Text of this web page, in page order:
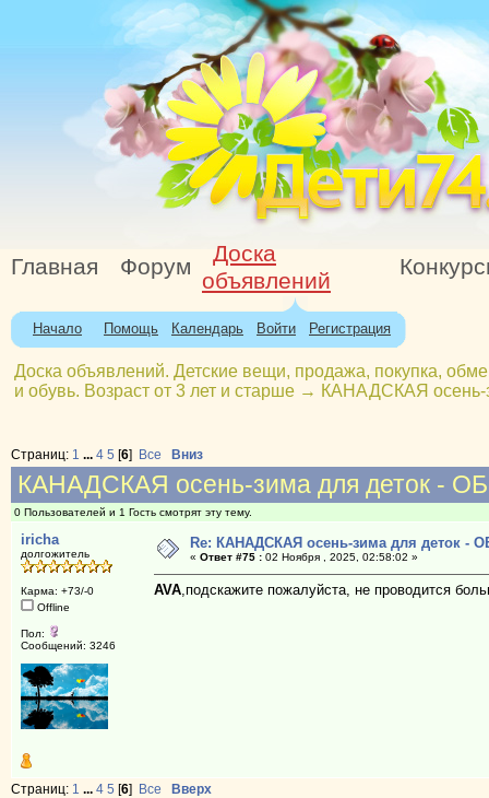
Главная Форум
Доска
объявлений
Начало Помощь Календарь Войти Регистрация
Доска объявлений. Детские вещи, продажа, покупка,
и обувь. Возраст от 3 лет и старше → КАНАДСКАЯ
Страниц: 1 ... 4 5 [6] Все Вниз
КАНАДСКАЯ осень-зима для деток
0 Пользователей и 1 Гость смотрят эту тему.
iricha
долгожитель
Карма: +73/-0
Offline
Пол:
Сообщений: 3246
Re: КАНАДСКАЯ осень-зима для деток
« Ответ #75 :02 Ноября , 2025, 02:58:02 »
AVA,подскажите пожалуйста, не проводится
Страниц: 1 ... 4 5 [6] Все Вверх